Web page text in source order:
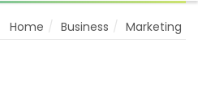
Home Business Marketing